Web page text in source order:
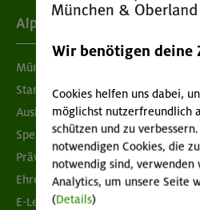
Alpenverein
München & Oberland
Standorte
Ausbildung & Jobs
Spenden
Prävention sexualisierter Gewalt
Ehrenamtsbörse
E-Learning
Wir benötigen deine
Cookies helfen uns dabei,
möglichst nutzerfreundlich
schützen und zu
notwendigen Cookies, die
notwendig sind, verwenden
Analytics, um unsere Seite
(Details)